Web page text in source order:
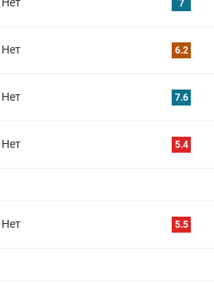
7
Нет 6.2
Нет 7.6
Нет 5.4
Нет 5.5